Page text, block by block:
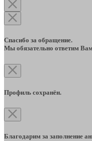
Спасибо за обращение.
Мы обязательно ответим
Профиль сохранён.
Благодарим за заполнение